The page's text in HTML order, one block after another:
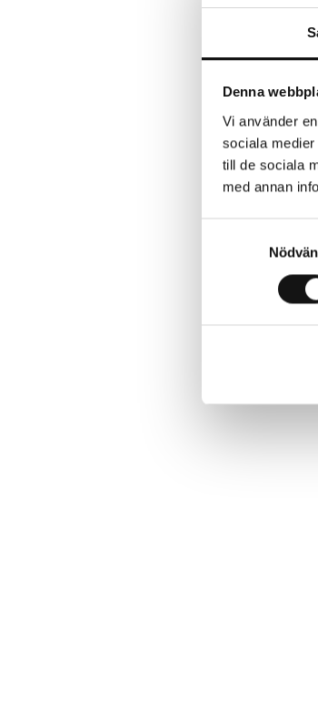
Denna
Vi använder
sociala
till de sociala
med annan